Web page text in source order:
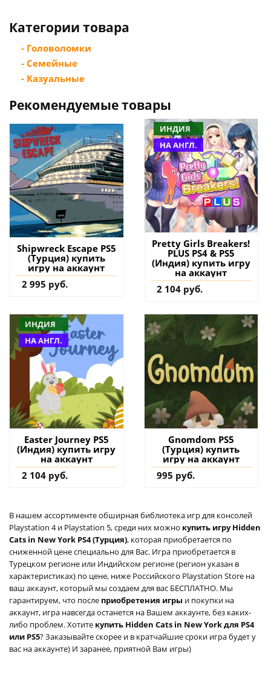
Категории товара
- Головоломки
- Семейные
- Казуальные
Рекомендуемые товары
Shipwreck Escape PS5
(Турция) купить
игру на аккаунт
2 995 руб.
ИНДИЯ
НА АНГЛ.
Pretty Girls Breakers!
PLUS PS4 & PS5
(Индия) купить игру
на аккаунт
2 104 руб.
ИНДИЯ
НА АНГЛ.
Easter Journey PS5
(Индия) купить игру
на аккаунт
2 104 руб.
Gnomdom PS5
(Турция) купить
игру на аккаунт
995 руб.
В нашем ассортименте обширная библиотека игр для консолей
Playstation 4 и Playstation 5, среди них можно купить игру Hidden
Cats in New York PS4 (Турция), которая приобретается по
сниженной цене специально для Вас. Игра приобретается в
Турецком регионе или Индийском регионе (регион указан в
характеристиках) по цене, ниже Российского Playstation Store на
ваш аккаунт, который мы создаем для вас БЕСПЛАТНО. Мы
гарантируем, что после приобретения игры и покупки на
аккаунт, игра навсегда останется на Вашем аккаунте, без каких-
либо проблем. Хотите купить Hidden Cats in New York для PS4
или PS5? Заказывайте скорее и в кратчайшие сроки игра будет у
вас на аккаунте) И заранее, приятной Вам игры)